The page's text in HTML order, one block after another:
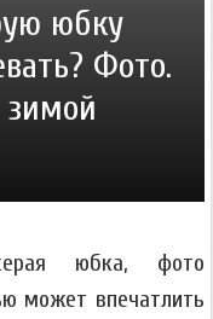
юбку
Фото.
юбка, фото
может впечатлить